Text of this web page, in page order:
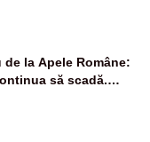
magistraților
la Apele Române:
să scadă.
închide în 4 zile